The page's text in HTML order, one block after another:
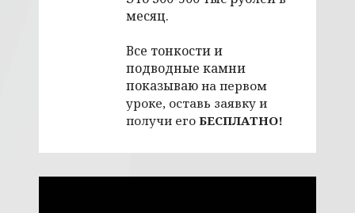
месяц.
Все тонкости и
подводные камни
показываю на первом
уроке, оставь заявку и
получи его БЕСПЛАТНО!